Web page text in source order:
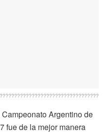
Argentino de
fue de la mejor manera